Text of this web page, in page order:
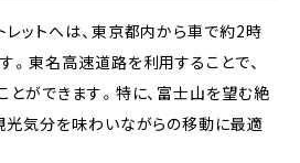
レットへは、東京都内から車で約2時
。東名高速道路を利用することで、
とができます。特に、富士山を望む絶
光気分を味わいながらの移動に最適